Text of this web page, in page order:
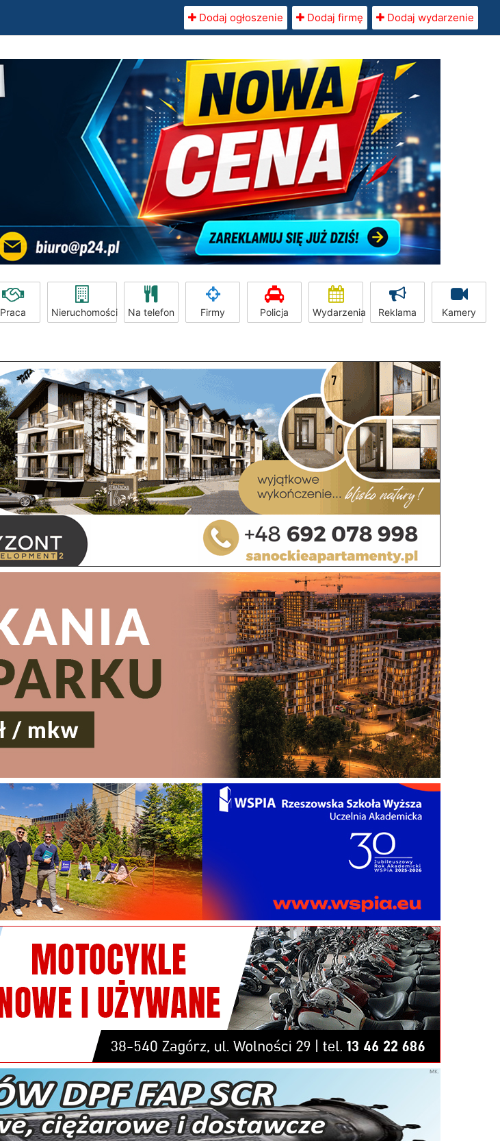
Dodaj ogłoszenie Dodaj firmę Dodaj wydarzenie
Praca Nieruchomości Na telefon Firmy Policja Wydarzenia Reklama Kamery